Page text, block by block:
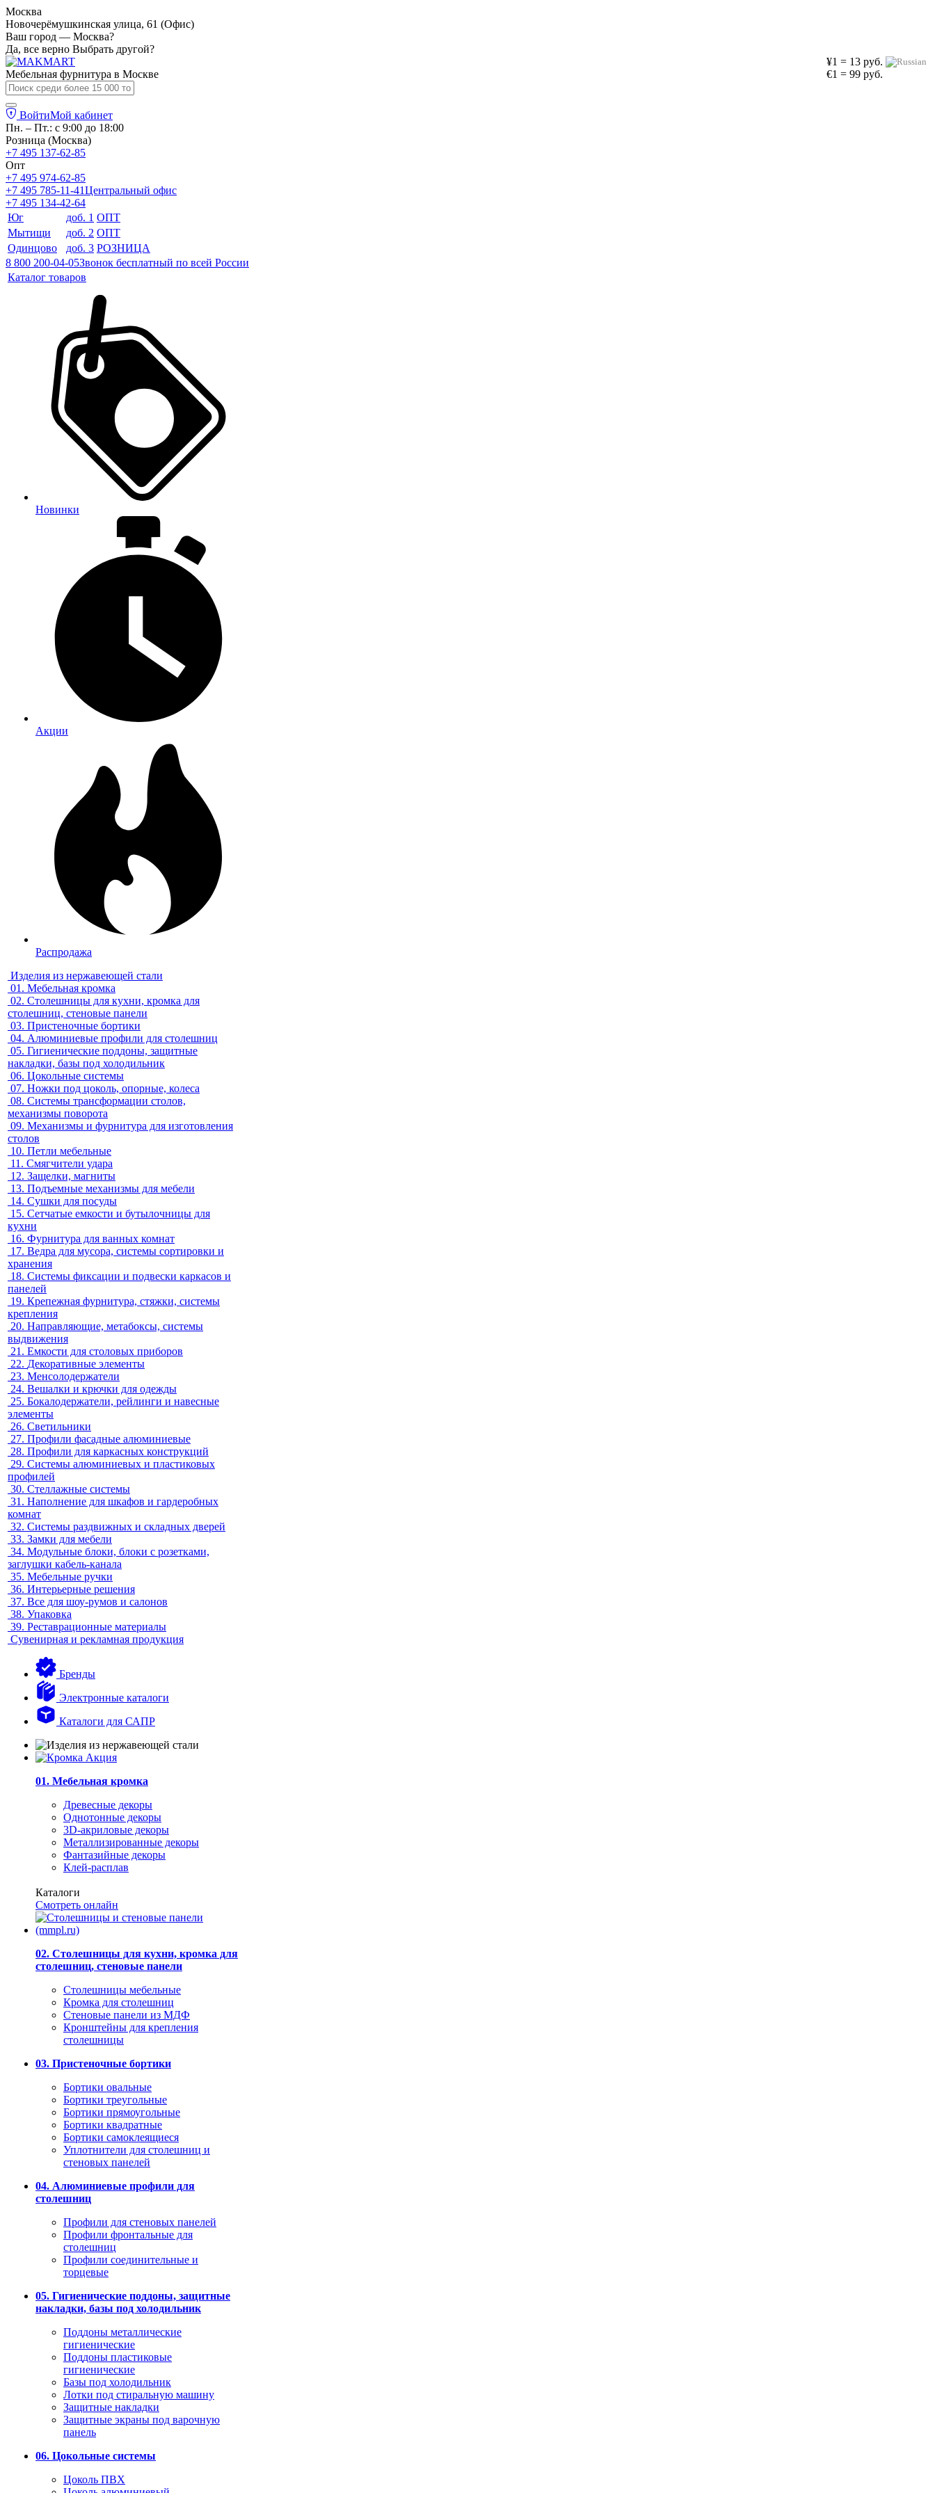
Москва
Новочерёмушкинская улица, 61 (Офис)
Ваш город — Москва?
Да, все верно Выбрать другой?
¥1 = 13 руб.
€1 = 99 руб.
Мебельная фурнитура в Москве
ВойтиМой кабинет
Пн. – Пт.: с 9:00 до 18:00
Розница (Москва)
+7 495 137-62-85
Опт
+7 495 974-62-85
+7 495 785-11-41Центральный офис
+7 495 134-42-64
Юг
доб. 1 ОПТ
Мытищи
доб. 2 ОПТ
Одинцово
доб. 3 РОЗНИЦА
8 800 200-04-05Звонок бесплатный по всей России
Каталог товаров
Новинки
Акции
Распродажа
Изделия из нержавеющей стали
01. Мебельная кромка
02. Столешницы для кухни, кромка для
столешниц, стеновые панели
03. Пристеночные бортики
04. Алюминиевые профили для столешниц
05. Гигиенические поддоны, защитные
накладки, базы под холодильник
06. Цокольные системы
07. Ножки под цоколь, опорные, колеса
08. Системы трансформации столов,
механизмы поворота
09. Механизмы и фурнитура для изготовления
столов
10. Петли мебельные
11. Смягчители удара
12. Защелки, магниты
13. Подъемные механизмы для мебели
14. Сушки для посуды
15. Сетчатые емкости и бутылочницы для
кухни
16. Фурнитура для ванных комнат
17. Ведра для мусора, системы сортировки и
хранения
18. Системы фиксации и подвески каркасов и
панелей
19. Крепежная фурнитура, стяжки, системы
крепления
20. Направляющие, метабоксы, системы
выдвижения
21. Емкости для столовых приборов
22. Декоративные элементы
23. Менсолодержатели
24. Вешалки и крючки для одежды
25. Бокалодержатели, рейлинги и навесные
элементы
26. Светильники
27. Профили фасадные алюминиевые
28. Профили для каркасных конструкций
29. Системы алюминиевых и пластиковых
профилей
30. Стеллажные системы
31. Наполнение для шкафов и гардеробных
комнат
32. Системы раздвижных и складных дверей
33. Замки для мебели
34. Модульные блоки, блоки с розетками,
заглушки кабель-канала
35. Мебельные ручки
36. Интерьерные решения
37. Все для шоу-румов и салонов
38. Упаковка
39. Реставрационные материалы
Сувенирная и рекламная продукция
Бренды
Электронные каталоги
Каталоги для САПР
01. Мебельная кромка
Древесные декоры
Однотонные декоры
3D-акриловые декоры
Металлизированные декоры
Фантазийные декоры
Клей-расплав
Каталоги
Смотреть онлайн
02. Столешницы для кухни, кромка для
столешниц, стеновые панели
Столешницы мебельные
Кромка для столешниц
Стеновые панели из МДФ
Кронштейны для крепления
столешницы
03. Пристеночные бортики
Бортики овальные
Бортики треугольные
Бортики прямоугольные
Бортики квадратные
Бортики самоклеящиеся
Уплотнители для столешниц и
стеновых панелей
04. Алюминиевые профили для
столешниц
Профили для стеновых панелей
Профили фронтальные для
столешниц
Профили соединительные и
торцевые
05. Гигиенические поддоны, защитные
накладки, базы под холодильник
Поддоны металлические
гигиенические
Поддоны пластиковые
гигиенические
Базы под холодильник
Лотки под стиральную машину
Защитные накладки
Защитные экраны под варочную
панель
06. Цокольные системы
Цоколь ПВХ